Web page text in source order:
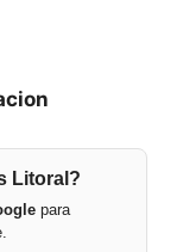
Litoral?
para